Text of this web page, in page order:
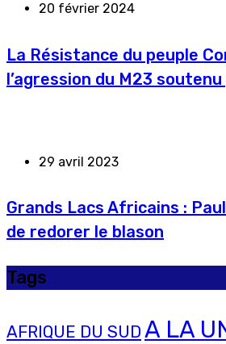
20 février 2024
La Résistance du peuple
l’agression du M23
29 avril 2023
Grands Lacs Africains :
de redorer le blason
Tags
AFRIQUE DU SUD A LA